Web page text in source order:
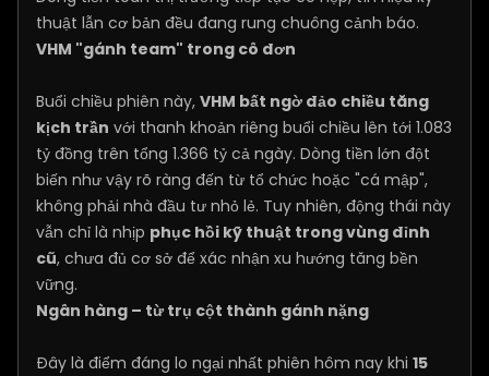
thuật lẫn cơ bản đều đang rung chuông cảnh báo.
VHM "gánh team" trong cô đơn
Buổi chiều phiên này, VHM bất ngờ đảo chiều tăng
kịch trần với thanh khoản riêng buổi chiều lên tới 1.083
tỷ đồng trên tổng 1.366 tỷ cả ngày. Dòng tiền lớn đột
biến như vậy rõ ràng đến từ tổ chức hoặc "cá mập",
không phải nhà đầu tư nhỏ lẻ. Tuy nhiên, động thái này
vẫn chỉ là nhịp phục hồi kỹ thuật trong vùng đỉnh
cũ, chưa đủ cơ sở để xác nhận xu hướng tăng bền
vững.
Ngân hàng – từ trụ cột thành gánh nặng
Đây là điểm đáng lo ngại nhất phiên hôm nay khi 15